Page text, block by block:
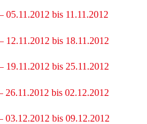
05.11.2012 bis 11.11.2012
12.11.2012 bis 18.11.2012
19.11.2012 bis 25.11.2012
26.11.2012 bis 02.12.2012
03.12.2012 bis 09.12.2012